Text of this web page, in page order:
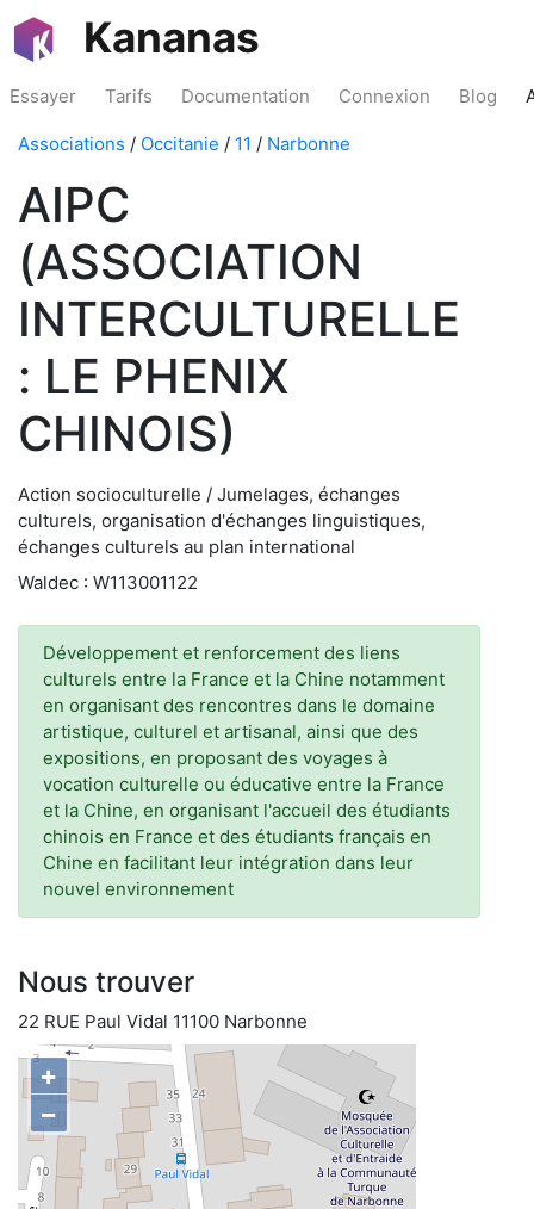
Kananas
Essayer Tarifs Documentation Connexion Blog
Associations / Occitanie / 11 / Narbonne
AIPC
(ASSOCIATION
INTERCULTURELLE
: LE PHENIX
CHINOIS)
Action socioculturelle / Jumelages, échanges
culturels, organisation d'échanges linguistiques,
échanges culturels au plan international
Waldec : W113001122
Développement et renforcement des liens
culturels entre la France et la Chine notamment
en organisant des rencontres dans le domaine
artistique, culturel et artisanal, ainsi que des
expositions, en proposant des voyages à
vocation culturelle ou éducative entre la France
et la Chine, en organisant l'accueil des étudiants
chinois en France et des étudiants français en
Chine en facilitant leur intégration dans leur
nouvel environnement
Nous trouver
22 RUE Paul Vidal 11100 Narbonne
+
−